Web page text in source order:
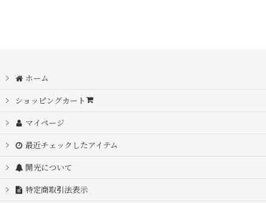
ホーム
ショッピングカート
マイページ
最近チェックしたアイテム
開光について
特定商取引法表示